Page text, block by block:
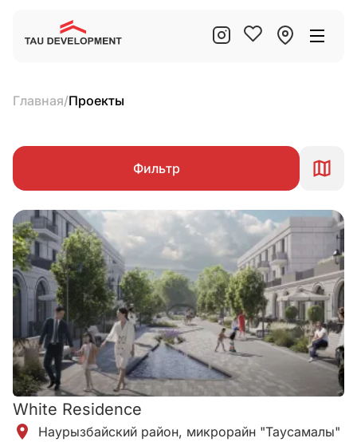
Главная/Проекты
Фильтр
White Residence
Наурызбайский район, микрорайн "Таусамалы"